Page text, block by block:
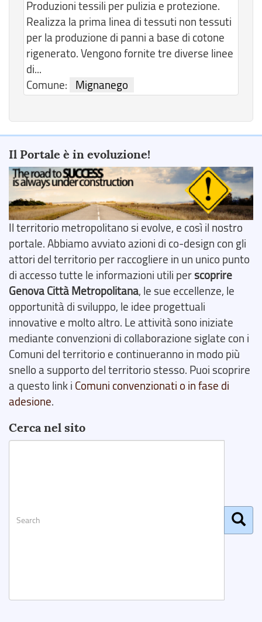
Produzioni tessili per pulizia e protezione.
Realizza la prima linea di tessuti non tessuti
per la produzione di panni a base di cotone
rigenerato. Vengono fornite tre diverse linee
di...
Comune:
Mignanego
Il Portale è in evoluzione!
Il territorio metropolitano si evolve, e così il nostro
portale. Abbiamo avviato azioni di co-design con gli
attori del territorio per raccogliere in un unico punto
di accesso tutte le informazioni utili perscoprire
Genova Città Metropolitana, le sue eccellenze, le
opportunità di sviluppo, le idee progettuali
innovative e molto altro. Le attività sono iniziate
mediante convenzioni di collaborazione siglate con i
Comuni del territorio e continueranno in modo più
snello a supporto del territorio stesso. Puoi scoprire
a questo link i Comuni convenzionati o in fase di
adesione.
Cerca nel sito